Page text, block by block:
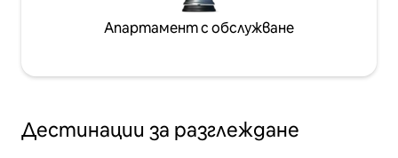
Апартамент с обслужване
Дестинации за разглеждане